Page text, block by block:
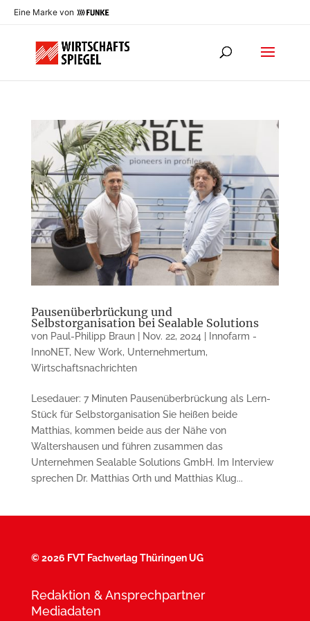
Eine Marke von
Pausenüberbrückung und
Selbstorganisation bei Sealable Solutions
von Paul-Philipp Braun| Nov. 22, 2024
Innofarm -
InnoNET, New Work, Unternehmertum,
Wirtschaftsnachrichten
Lesedauer: 7 Minuten Pausenüberbrückung als Lern-
Stück für Selbstorganisation Sie heißen beide
Matthias, kommen beide aus der Nähe von
Waltershausen und führen zusammen das
Unternehmen Sealable Solutions GmbH. Im Interview
sprechen Dr. Matthias Orth und Matthias Klug...
©2026 FVT Fachverlag Thüringen UG
Redaktion & Ansprechpartner
Mediadaten